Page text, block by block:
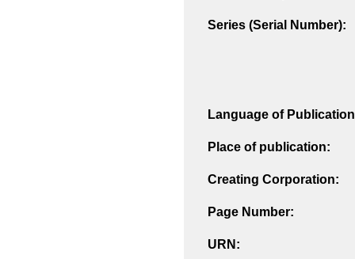
Series (Serial Number):
Language of
Place of publication:
Creating Corporation:
Page Number:
URN: